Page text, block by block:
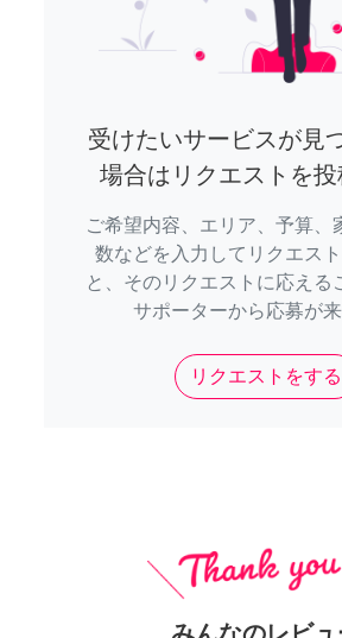
受けたいサービスが見
場合はリクエストを投
ご希望内容、エリア、予算、
数などを入力してリクエス
と、そのリクエストに応える
サポーターから応募が来
リクエストをする